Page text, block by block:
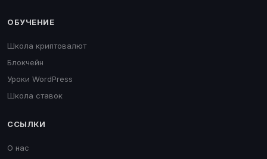
ОБУЧЕНИЕ
Школа криптовалют
Блокчейн
Уроки WordPress
Школа ставок
ССЫЛКИ
О нас